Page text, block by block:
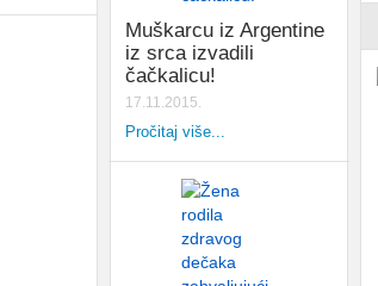
Muškarcu iz Argentine
iz srca izvadili
čačkalicu!
17.11.2015.
Pročitaj više...